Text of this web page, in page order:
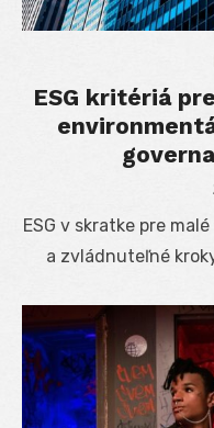
ESG kritériá
ESG v skratke pre
a zvládnuteľné